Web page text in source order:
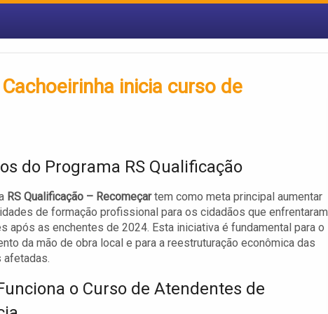
inicia curso de
do Programa RS Qualificação
RS Qualificação – Recomeçartem como meta principal aumentar
de formação profissional para os cidadãos que enfrentaram
após as enchentes de 2024. Esta iniciativa é fundamental para o
da mão de obra local e para a reestruturação econômica das
afetadas.
o Curso de Atendentes de